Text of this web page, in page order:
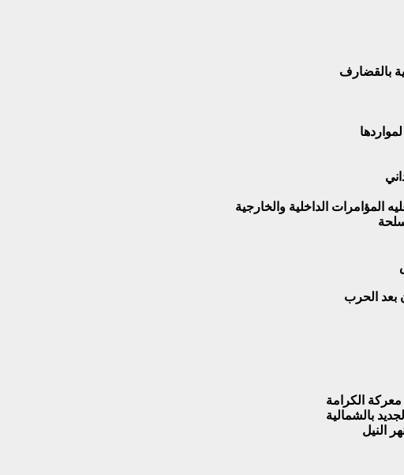
بالقضارف
بعد الحرب
معركة الكرامة
بالشمالية
النيل